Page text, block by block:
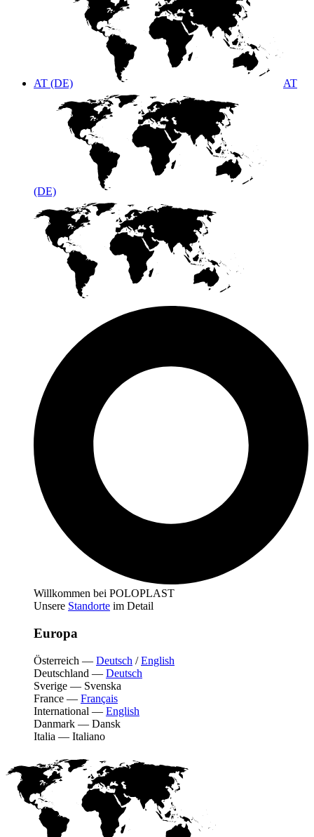
AT (DE) AT
(DE)
Willkommen bei POLOPLAST
Unsere Standorte im Detail
Europa
Österreich — Deutsch /English
Deutschland — Deutsch
Sverige — Svenska
France — Français
International — English
Danmark — Dansk
Italia — Italiano